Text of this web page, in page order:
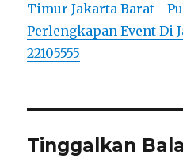
Timur Jakarta Barat -
Perlengkapan Event Di
22105555
Tinggalkan